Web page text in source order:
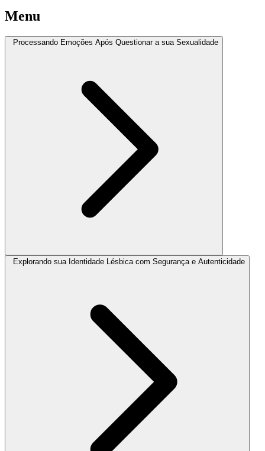
Menu
Processando Emoções Após Questionar a sua Sexualidade
Explorando sua Identidade Lésbica com Segurança e Autenticidade